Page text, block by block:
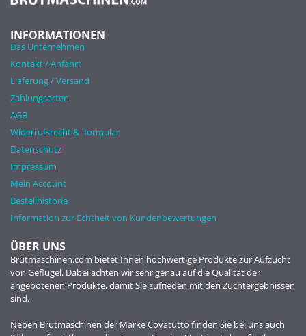
INFORMATIONEN
Das Unternehmen
Kontakt / Anfahrt
Lieferung / Versand
Zahlungsarten
AGB
Widerrufsrecht & -formular
Datenschutz
Impressum
Mein Account
Bestellhistorie
Information zur Echtheit von Kundenbewertungen
ÜBER UNS
Brutmaschinen.com bietet Ihnen hochwertige Produkte zur Aufzucht
von Geflügel. Dabei achten wir sehr genau auf die Qualität der
angebotenen Produkte, damit Sie zufrieden mit den Zuchtergebnissen
sind.
Neben Brutmaschinen der Marke Covatutto finden Sie bei uns auch